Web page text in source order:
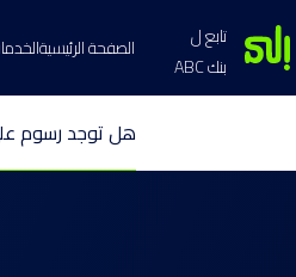
تابع ل
بنك ABC
الصفحة الرئيسية
هل توجد رسوم